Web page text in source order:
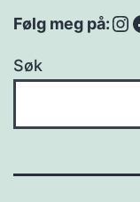
Følg meg på:
Søk